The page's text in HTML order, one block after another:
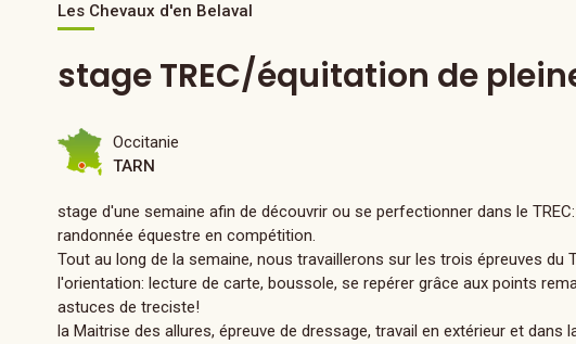
Les Chevaux d'en Belaval
stage TREC/équitation de
Occitanie
TARN
stage d'une semaine afin de découvrir ou se perfectionner dans le
randonnée équestre en compétition.
Tout au long de la semaine, nous travaillerons sur les trois épreuves du
l'orientation: lecture de carte, boussole, se repérer grâce aux points
astuces de treciste!
la Maitrise des allures, épreuve de dressage, travail en extérieur et dans